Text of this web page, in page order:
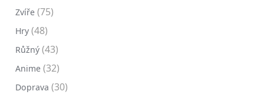
Zvíře (75)
Hry (48)
Růžný (43)
Anime (32)
Doprava (30)